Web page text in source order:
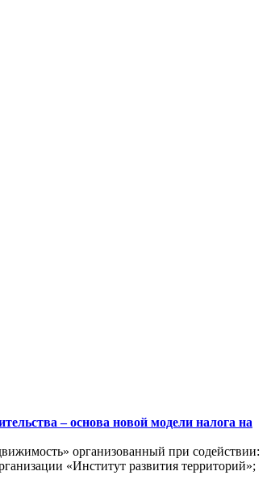
– основа новой модели налога на
организованный при содействии:
«Институт развития территорий»;